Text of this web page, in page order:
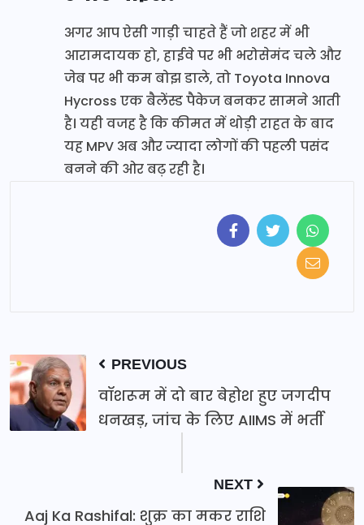
अगर आप ऐसी गाड़ी चाहते हैं जो शहर में भी
आरामदायक हो, हाईवे पर भी भरोसेमंद चले और
जेब पर भी कम बोझ डाले, तो Toyota Innova
Hycross एक बैलेंस्ड पैकेज बनकर सामने आती
है। यही वजह है कि कीमत में थोड़ी राहत के बाद
यह MPV अब और ज्यादा लोगों की पहली पसंद
बनने की ओर बढ़ रही है।
PREVIOUS
वॉशरूम में दो बार बेहोश हुए जगदीप
धनखड़, जांच के लिए AIIMS में भर्ती
NEXT
Aaj Ka Rashifal: शुक्र का मकर राशि